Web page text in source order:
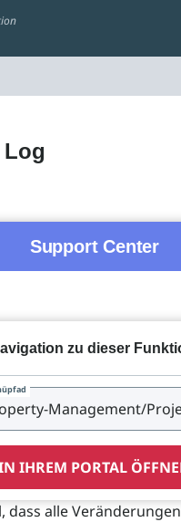
Log
Support Center
zu dieser
IHREM PORTAL
dass alle